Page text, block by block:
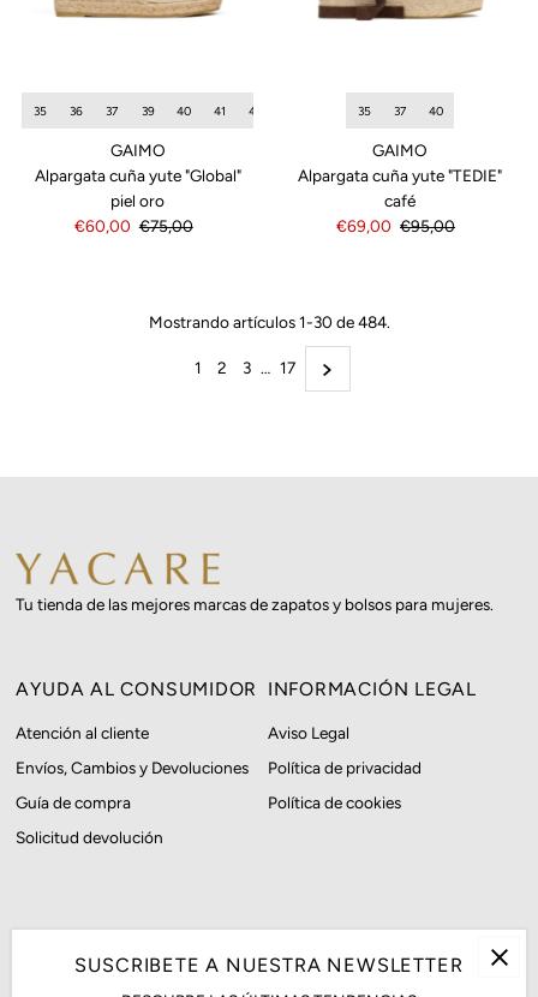
35 36 37 39 40 41 42
GAIMO
Alpargata cuña yute "Global"
piel oro
Precio
€60,00 Precio
€75,00
35 37 40
GAIMO
Alpargata cuña yute "TEDIE"
café
Precio
€69,00 Precio
€95,00
Mostrando artículos 1-30 de 484.
1 2 3 … 17
Tu tienda de las mejores marcas de zapatos y bolsos para mujeres.
AYUDA AL CONSUMIDOR
Atención al cliente
Envíos, Cambios y Devoluciones
Guía de compra
Solicitud devolución
INFORMACIÓN LEGAL
Aviso Legal
Política de privacidad
Política de cookies
SUSCRIBETE A NUESTRA NEWSLETTER